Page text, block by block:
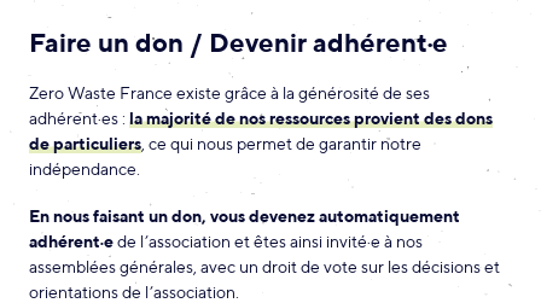
Faire un don / Devenir adhérent·e
Zero Waste France existe grâce à la générosité de ses
adhérent·es : la majorité de nos ressources provient des dons
de particuliers , ce qui nous permet de garantir notre
indépendance.
En nous faisant un don, vous devenez automatiquement
adhérent·ede l’association et êtes ainsi invité·e à nos
assemblées générales, avec un droit de vote sur les décisions et
orientations de l’association.